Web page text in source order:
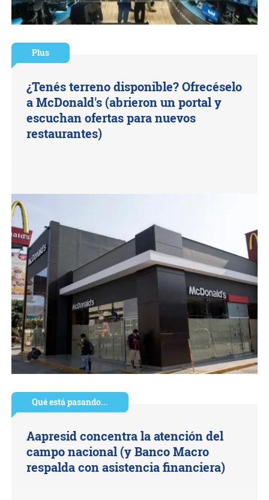
Plus
¿Tenés terreno disponible? Ofrecéselo
a McDonald's (abrieron un portal y
escuchan ofertas para nuevos
restaurantes)
Qué está pasando...
Aapresid concentra la atención del
campo nacional (y Banco Macro
respalda con asistencia financiera)